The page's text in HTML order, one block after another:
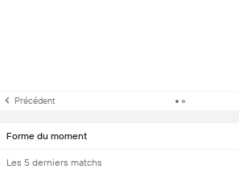
Précédent
Forme du moment
Les 5 derniers matchs